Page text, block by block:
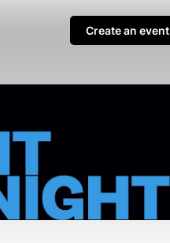
Create an event